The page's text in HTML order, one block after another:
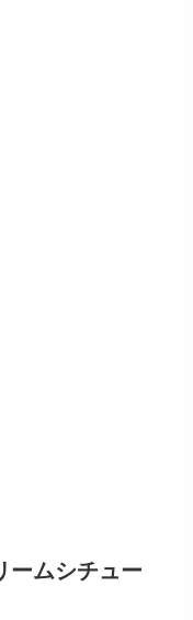
ームシチュー